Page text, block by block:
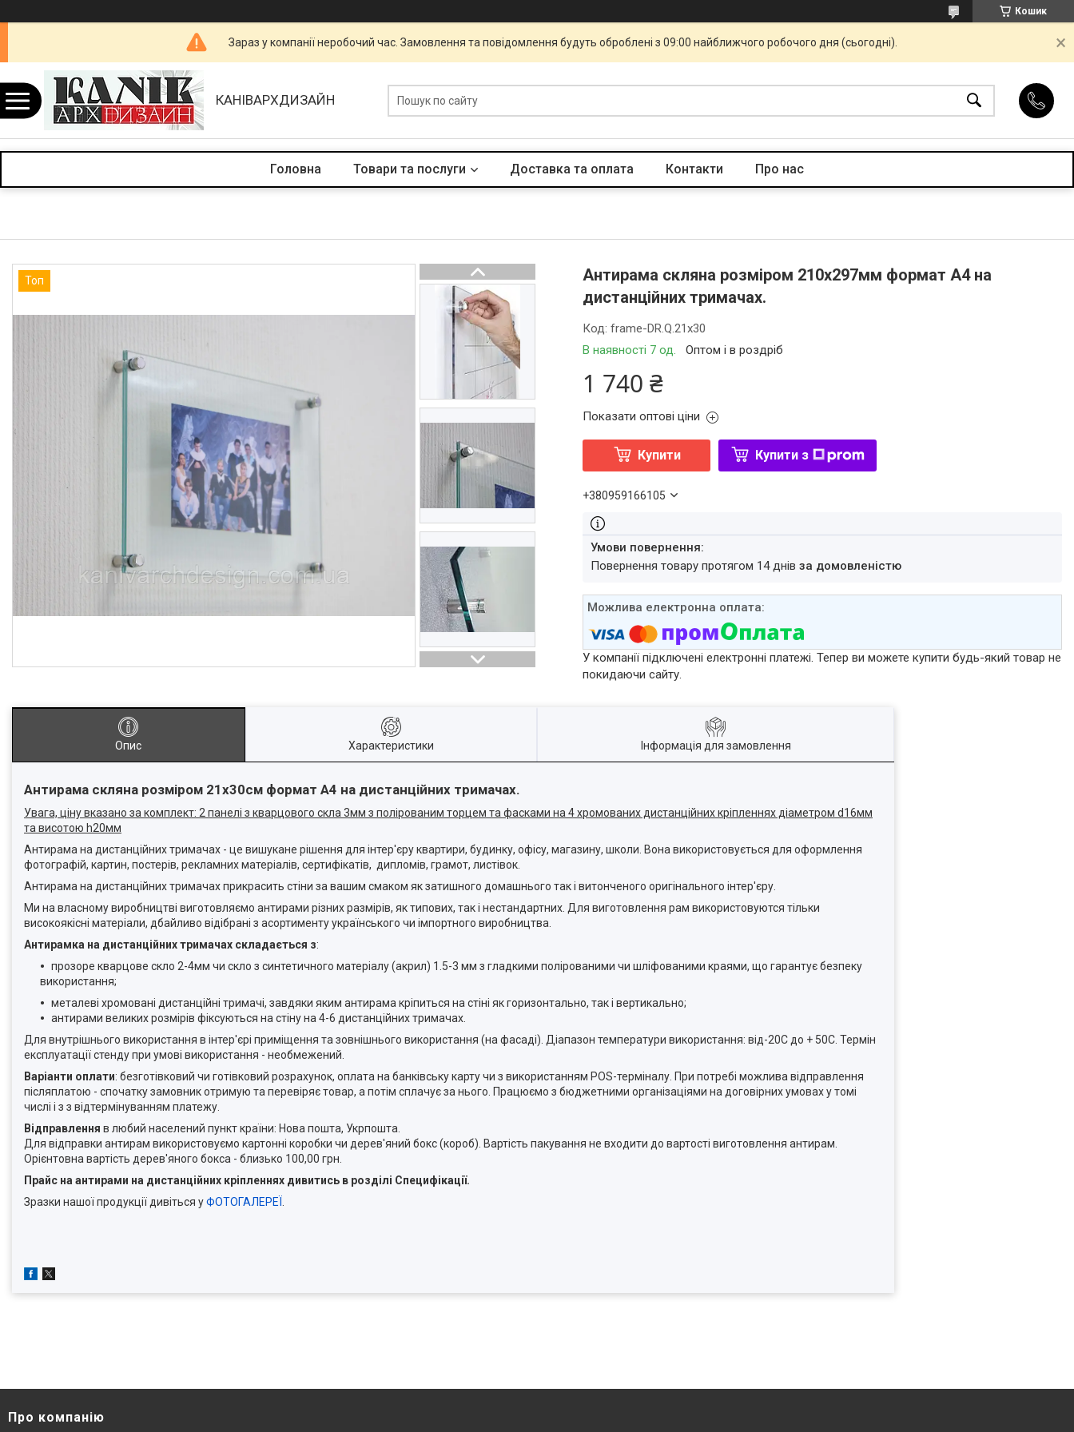
Кошик
Зараз у компанії неробочий час. Замовлення та повідомлення будуть оброблені з 09:00 найближчого робочого дня (сьогодні).
КАНІВАРХДИЗАЙН
Головна Товари та послуги Доставка та оплата Контакти Про нас
Топ
Антирама скляна розміром 210х297мм формат А4 на
дистанційних тримачах.
В наявності 7 од. Оптом і в роздріб
Код:frame-DR.Q.21x30
1 740 ₴
Показати оптові ціни
Купити Купити з
+380959166105
повернення товару протягом 14 днівза домовленістю
У компанії підключені електронні платежі. Тепер ви можете купити будь-який товар не
покидаючи сайту.
Опис Характеристики Інформація для замовлення
Антирама скляна розміром 21х30см формат А4 на дистанційних тримачах.
Увага, ціну вказано за комплект: 2 панелі з кварцового скла 3мм з полірованим торцем та фасками на 4 хромованих дистанційних кріпленнях діаметром d16мм
та висотою h20мм
Антирама на дистанційних тримачах - це вишукане рішення для інтер'єру квартири, будинку, офісу, магазину, школи. Вона використовується для оформлення
фотографій, картин, постерів, рекламних матеріалів, сертифікатів, дипломів, грамот, листівок.
Антирама на дистанційних тримачах прикрасить стіни за вашим смаком як затишного домашнього так і витонченого оригінального інтер'єру.
Ми на власному виробництві виготовляємо антирами різних размірів, як типових, так і нестандартних. Для виготовлення рам використовуются тільки
високоякісні матеріали, дбайливо відібрані з асортименту українського чи імпортного виробництва.
Антирамка на дистанційних тримачах складається з:
прозоре кварцове скло 2-4мм чи скло з синтетичного матеріалу (акрил) 1.5-3 мм з гладкими полірованими чи шліфованими краями, що гарантує безпеку
використання;
металеві хромовані дистанційні тримачі, завдяки яким антирама кріпиться на стіні як горизонтально, так і вертикально;
антирами великих розмірів фіксуються на стіну на 4-6 дистанційних тримачах.
Для внутрішнього використання в інтер'єрі приміщення та зовнішнього використання (на фасаді). Діапазон температури використання: від-20С до + 50С. Термін
експлуатації стенду при умові використання - необмежений.
Варіанти оплати: безготівковий чи готівковий розрахунок, оплата на банківську карту чи з використанням POS-терміналу. При потребі можлива відправлення
післяплатою - спочатку замовник отримую та перевіряє товар, а потім сплачує за нього. Працюємо з бюджетними організаціями на договірних умовах у томі
числі і з з відтермінуванням платежу.
Відправлення в любий населений пункт країни: Нова пошта, Укрпошта.
Для відправки антирам використовуємо картонні коробки чи дерев'яний бокс (короб). Вартість пакування не входити до вартості виготовлення антирам.
Орієнтовна вартість дерев'яного бокса - близько 100,00 грн.
Прайс на антирами на дистанційних кріпленнях дивитись в розділі Специфікації.
Зразки нашої продукції дивіться уФОТОГАЛЕРЕЇ
Про компанію